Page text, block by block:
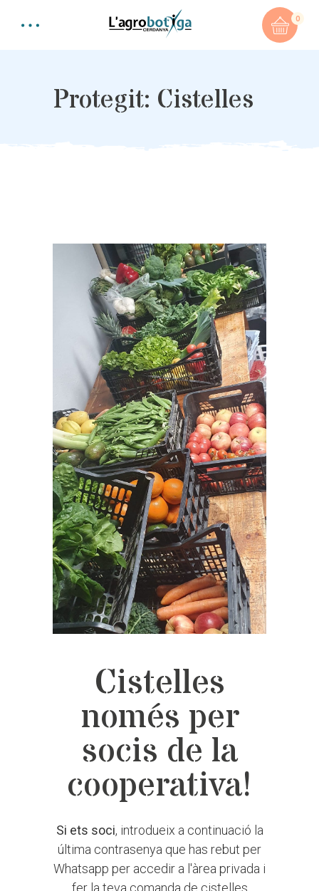
0
Protegit: Cistelles
Cistelles
només per
socis de la
cooperativa!
Si ets soci, introdueix a continuació la
última contrasenya que has rebut per
Whatsapp per accedir a l'àrea privada i
fer la teva comanda de cistelles